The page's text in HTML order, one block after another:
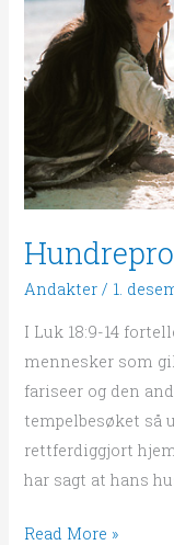
Andakter / 1.
I Luk 18:9-14
mennesker som
fariseer og den
tempelbesøket så
rettferdiggjort
har sagt at hans
Read More »